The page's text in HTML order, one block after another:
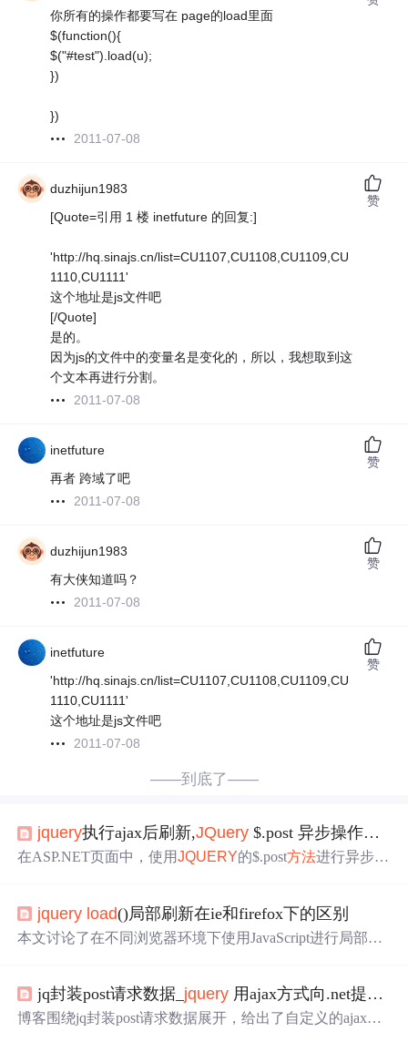
你所有的操作都要写在 page的load里面
$(function(){
$("#test").load(u);
})
})
2011-07-08
duzhijun1983
[Quote=引用 1 楼 inetfuture 的回复:]
'http://hq.sinajs.cn/list=CU1107,CU1108,CU1109,CU
1110,CU1111'
这个地址是js文件吧
[/Quote]
是的。
因为js的文件中的变量名是变化的，所以，我想取到这
个文本再进行分割。
2011-07-08
赞
inetfuture
再者 跨域了吧
2011-07-08
赞
duzhijun1983
有大侠知道吗？
2011-07-08
赞
inetfuture
'http://hq.sinajs.cn/list=CU1107,CU1108,CU1109,CU
1110,CU1111'
这个地址是js文件吧
2011-07-08
赞
——到底了——
jquery执行ajax后刷新,JQuery $.post 异步操作执行的时候为什么会刷新后台页面？
在ASP.NET页面中，使用JQUERY的$.post方法进行异步请
致了效率下降。问题在于异步请求仍然被视为回发。解决
方法可能涉及到调整后台逻辑或使用更新面板以防止整个
jquery load()局部刷新在ie和firefox下的区别
本文讨论了在不同浏览器环境下使用JavaScript进行局部刷
jq封装post请求数据_ jquery 用ajax方式向.net提交post数据失败?
博客围绕jq封装post请求数据展开，给出了自定义的ajax方